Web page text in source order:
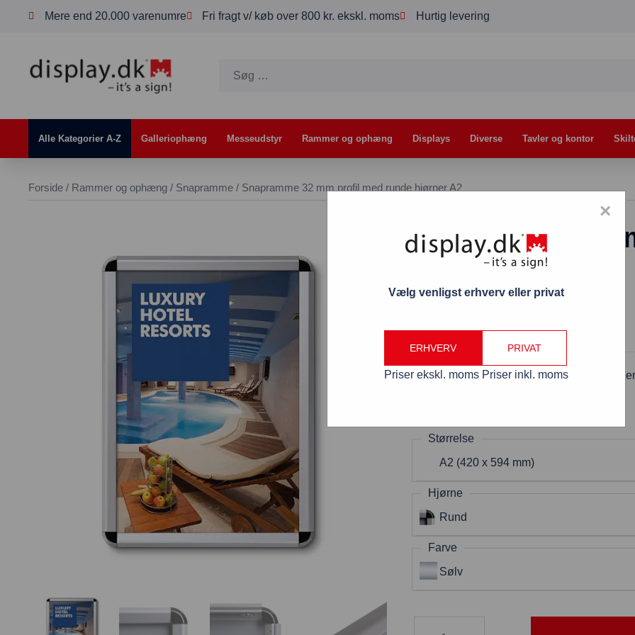
Mere end 20.000 varenumre Fri fragt v/ køb over 800 kr. ekskl. moms Hurtig levering
Alle Kategorier A-Z Galleriophæng Messeudstyr Rammer og ophæng Displays Diverse Tavler og kontor
Forside / Rammer og ophæng / Snapramme / Snapramme 32 mm profil med runde hjørner A2
Snapramme 32
hjørner A2
Snapramme 32 mm profil med runde
Størrelse
A2 (420 x 594 mm)
Hjørne
Rund
Farve
Sølv
Vælg venligst erhverv eller privat
ERHVERV
Priser ekskl. moms
PRIVAT
Priser inkl. moms
×